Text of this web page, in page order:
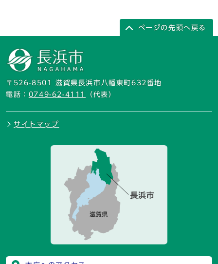
ページの先頭へ戻る
〒526-8501 滋賀県長浜市八幡東町632番地
電話： 0749-62-4111 （代表）
サイトマップ